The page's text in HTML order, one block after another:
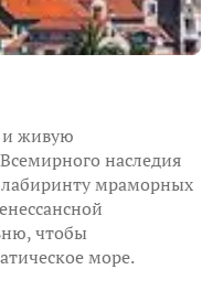
и живую
наследия
мраморных
чтобы
море.